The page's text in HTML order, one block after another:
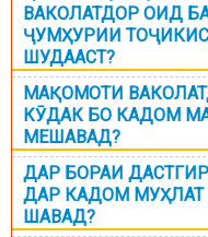
ВАКОЛАТДОР ОИД
ҶУМҲУРИИ
ШУДААСТ?
МАҚОМОТИ
КӮДАК БО КАДОМ
МЕШАВАД?
ДАР БОРАИ
ДАР КАДОМ МУҲЛАТ
ШАВАД?